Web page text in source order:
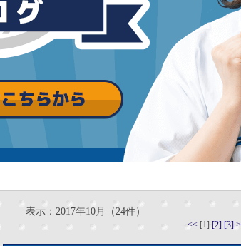
表示：2017年10月（24件）
<< [1] [2] [3]